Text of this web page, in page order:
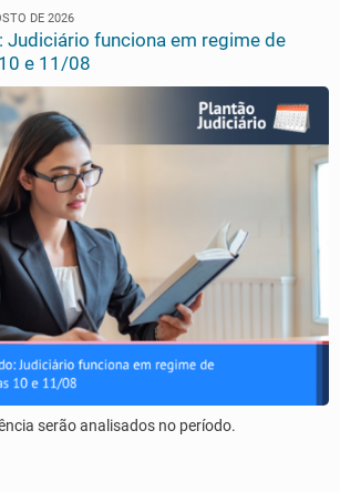
DE 2026
Judiciário funciona em regime de
e 11/08
serão analisados no período.